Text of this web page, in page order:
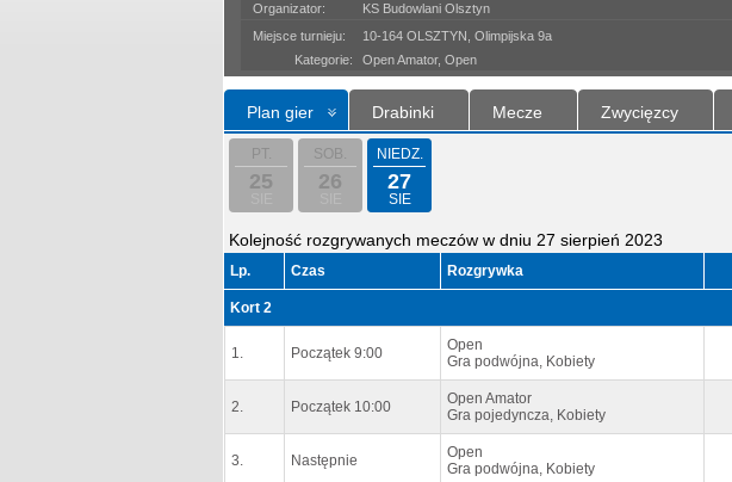
Organizator:
KS Budowlani Olsztyn
Miejsce turnieju:
10-164 OLSZTYN, Olimpijska 9a
Kategorie:
Open Amator, Open
Plan gier Drabinki Mecze Zwycięzcy
PT.
25
SOB.
26
NIEDZ.
27
SIE
Kolejność rozgrywanych meczów w dniu 27 sierpień 2023
Lp. Czas Rozgrywka
Kort 2
1. Początek 9:00
Open
Gra podwójna, Kobiety
2. Początek 10:00
Open Amator
Gra pojedyncza, Kobiety
3. Następnie
Open
Gra podwójna, Kobiety